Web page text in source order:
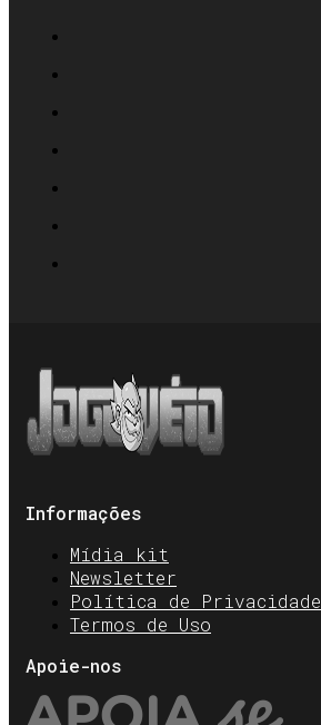
Informações
Mídia kit
Newsletter
Política de Privacidade
Termos de Uso
Apoie-nos